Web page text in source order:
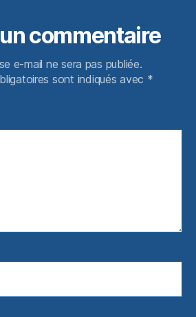
commentaire
e-mail ne sera pas publiée.
sont indiqués avec *